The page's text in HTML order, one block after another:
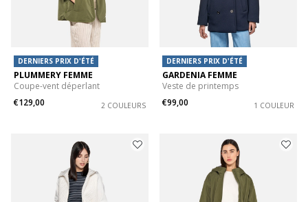
DERNIERS PRIX D'ÉTÉ
PLUMMERY FEMME
Coupe-vent déperlant
€129,00
2 COULEURS
DERNIERS PRIX D'ÉTÉ
GARDENIA FEMME
Veste de printemps
€99,00
1 COULEUR